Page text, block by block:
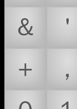
＆
＇
＋
，